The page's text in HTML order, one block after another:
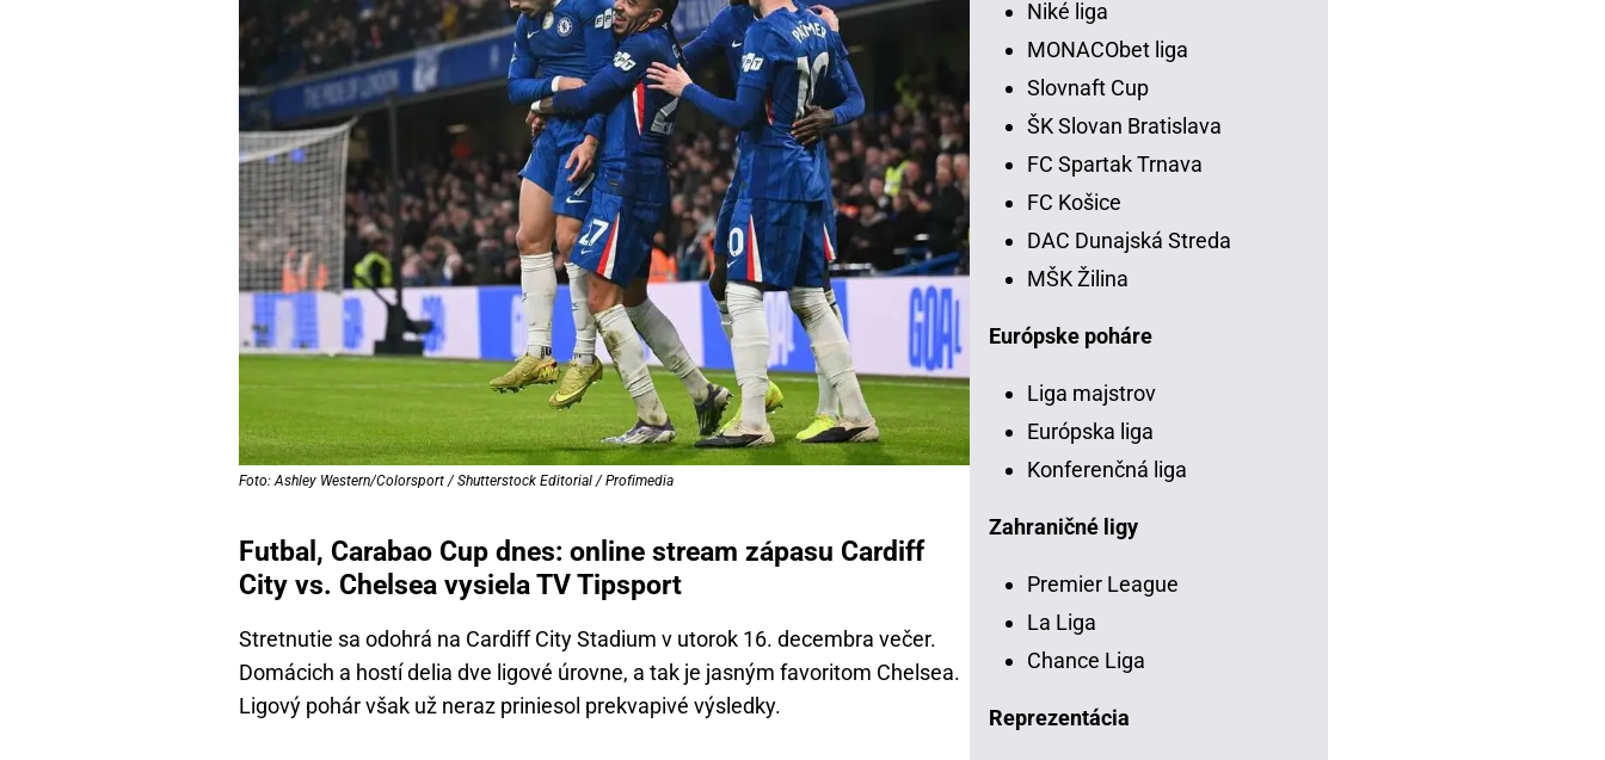
Foto: Ashley Western/Colorsport / Shutterstock Editorial / Profimedia
Futbal, Carabao Cup dnes: online stream zápasu Cardiff
City vs. Chelsea vysiela TV Tipsport
Stretnutie sa odohrá na Cardiff City Stadium v utorok 16. decembra večer.
Domácich a hostí delia dve ligové úrovne, a tak je jasným favoritom Chelsea.
Ligový pohár však už neraz priniesol prekvapivé výsledky.
Niké liga
MONACObet liga
Slovnaft Cup
ŠK Slovan Bratislava
FC Spartak Trnava
FC Košice
DAC Dunajská Streda
MŠK Žilina
Európske poháre
Liga majstrov
Európska liga
Konferenčná liga
Zahraničné ligy
Premier League
La Liga
Chance Liga
Reprezentácia